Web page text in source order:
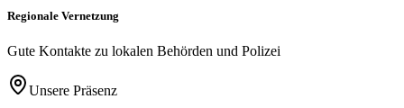
Regionale Vernetzung
Gute Kontakte zu lokalen Behörden und Polizei
Unsere Präsenz